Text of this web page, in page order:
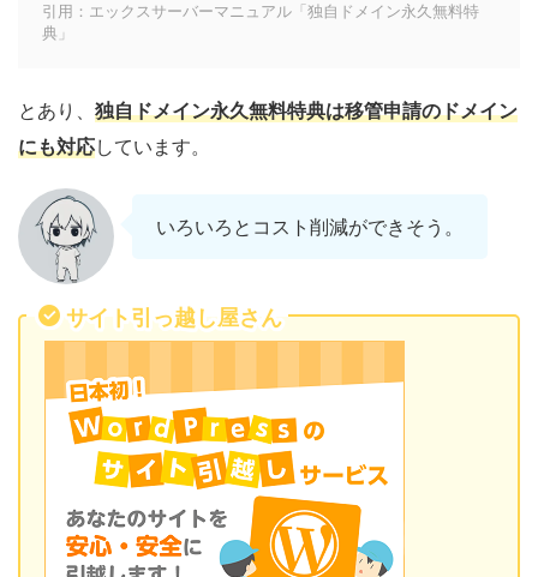
引用：エックスサーバーマニュアル「独自ドメイン永久無料特
典」
とあり、 独自ドメイン永久無料特典は移管申請のドメイン
にも対応しています。
いろいろとコスト削減ができそう。
サイト引っ越し屋さん